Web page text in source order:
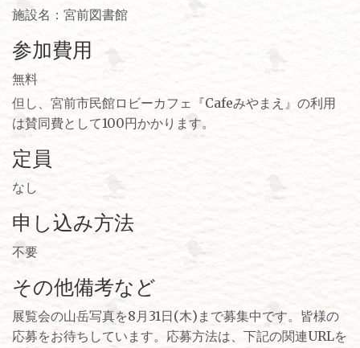
施設名：宮前図書館
参加費用
無料
但し、宮前市民館ロビーカフェ『Cafeみやまえ』の利用
は賛同費として100円かかります。
定員
なし
申し込み方法
不要
その他備考など
展覧会の山岳写真を8月31日(木)まで募集中です。皆様の
応募をお待ちしています。応募方法は、下記の関連URLを